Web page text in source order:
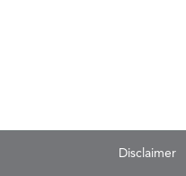
Disclaimer